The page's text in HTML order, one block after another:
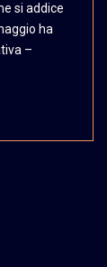
si addice
ha
–